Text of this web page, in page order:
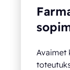
Avaimet